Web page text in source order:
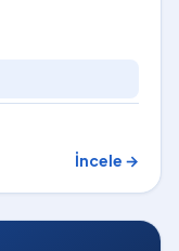
İncele →